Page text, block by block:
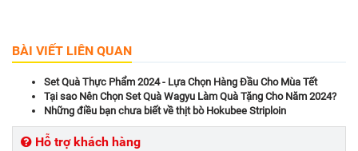
BÀI VIẾT LIÊN QUAN
Set Quà Thực Phẩm 2024 - Lựa Chọn Hàng Đầu Cho Mùa Tết
Tại sao Nên Chọn Set Quà Wagyu Làm Quà Tặng Cho Năm 2024?
Những điều bạn chưa biết về thịt bò Hokubee Striploin
Hỗ trợ khách hàng